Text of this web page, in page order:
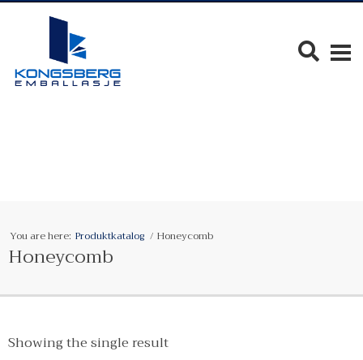
You are here: Produktkatalog Honeycomb
Honeycomb
Showing the single result